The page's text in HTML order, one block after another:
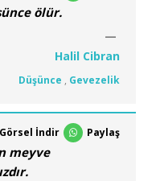
ölür.
Halil Cibran
Düşünce , Gevezelik
Görsel İndir Paylaş
meyve